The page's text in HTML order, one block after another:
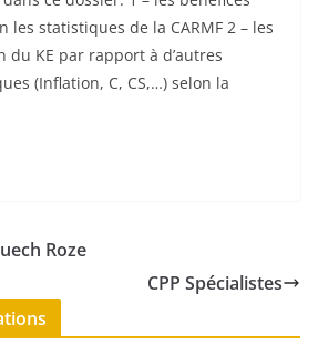
les statistiques de la CARMF 2 – les
du KE par rapport à d’autres
(Inflation, C, CS,…) selon la
Roze
CPP Spécialistes